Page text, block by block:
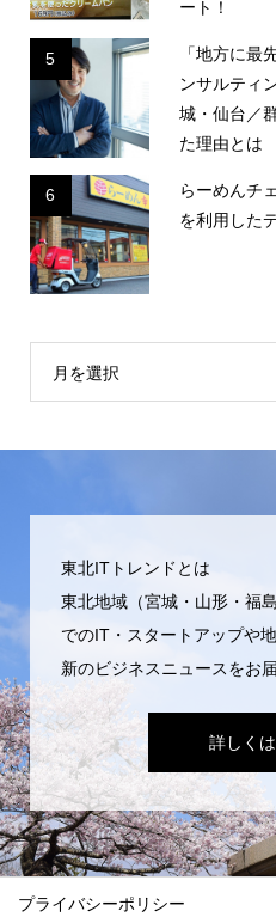
ート！
5
「地方に最
ンサルティ
城・仙台／
た理由とは
6
らーめんチ
を利用した
月を選択
東北ITトレンドとは
東北地域（宮城・山形・福
でのIT・スタートアップや
新のビジネスニュースをお
詳しく
プライバシーポリシー